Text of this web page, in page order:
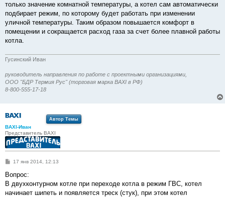
только значение комнатной температуры, а котел сам автоматически
подбирает режим, по которому будет работать при изменении
уличной температуры. Таким образом повышается комфорт в
помещении и сокращается расход газа за счет более плавной работы
котла.
Гусинский Иван
руководитель направления по работе с проектными организациями,
ООО "БДР Термия Рус" (торговая марка BAXI в РФ)
8-800-555-17-18
Автор Темы
BAXI-Иван
Представитель BAXI
С
о
щ
е
17 янв 2014, 12:13
Вопрос:
В двухконтурном котле при переходе котла в режим ГВС, котел
начинает шипеть и появляется треск (стук), при этом котел